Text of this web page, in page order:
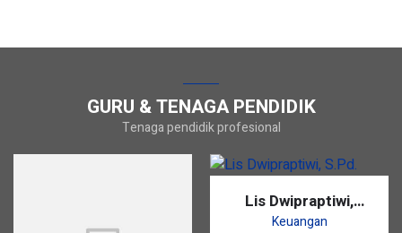
GURU & TENAGA PENDIDIK
Tenaga pendidik profesional
Lis Dwipraptiwi,
S.Pd.
Keuangan